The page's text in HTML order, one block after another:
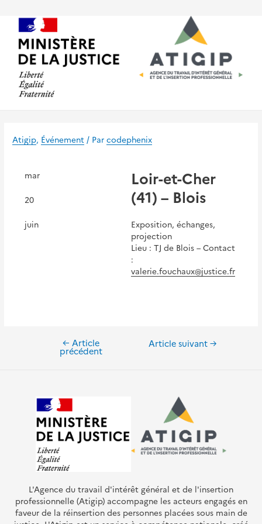
contenu
Atigip, Événement / Parcodephenix
mar
20
juin
Loir-et-Cher
(41) – Blois
Exposition, échanges,
projection
Lieu : TJ de Blois – Contact
:
valerie.fouchaux@justice.fr
Navigation
← Article
précédent
Article suivant→
L'Agence du travail d'intérêt général et de l'insertion
professionnelle (Atigip) accompagne les acteurs engagés en
faveur de la réinsertion des personnes placées sous main de